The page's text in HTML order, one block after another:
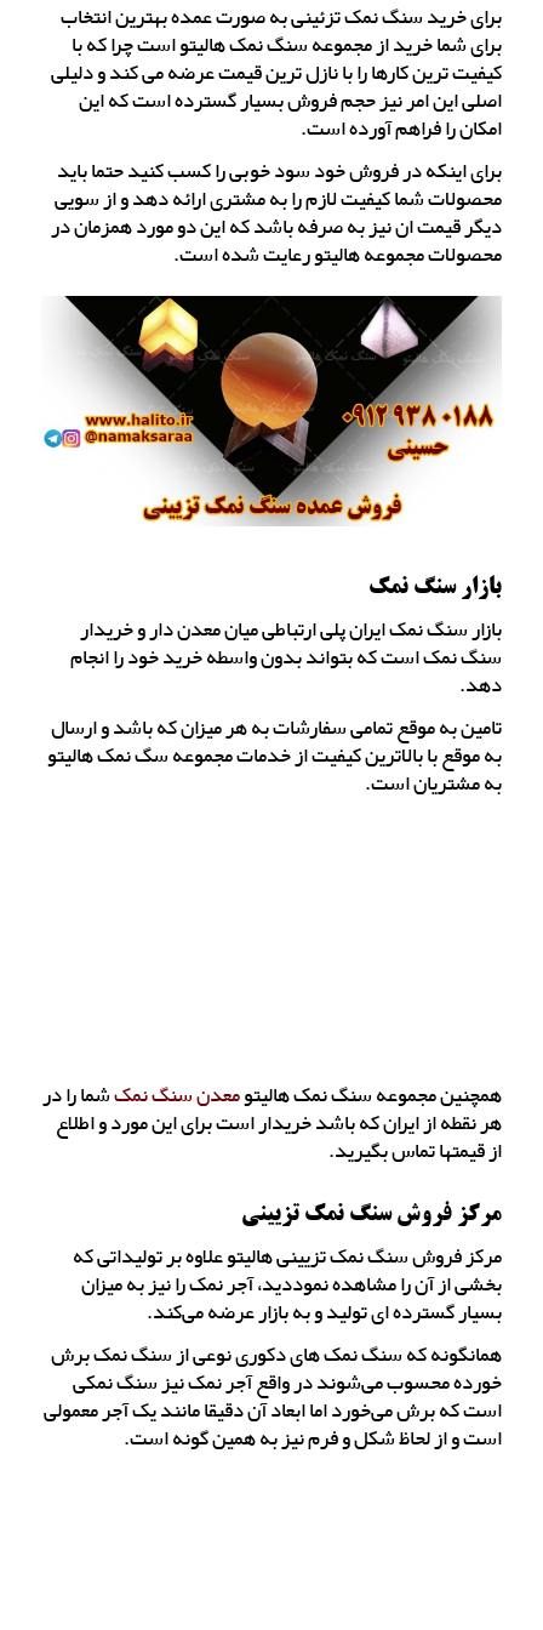
برای خرید سنگ نمک تزئینی به صورت عمده بهترین انتخاب
برای شما خرید از مجموعه سنگ نمک هالیتو است چرا که با
کیفیت ترین کارها را با نازل ترین قیمت عرضه می کند و دلیلی
اصلی این امر نیز حجم فروش بسیار گسترده است که این
امکان را فراهم آورده است.
برای اینکه در فروش خود سود خوبی را کسب کنید حتما باید
محصولات شما کیفیت لازم را به مشتری ارائه دهد و از سویی
دیگر قیمت ان نیز به صرفه باشد که این دو مورد همزمان در
محصولات مجموعه هالیتو رعایت شده است.
بازار سنگ نمک
بازار سنگ نمک ایران پلی ارتباطی میان معدن دار و خریدار
سنگ نمک است که بتواند بدون واسطه خرید خود را انجام
دهد.
تامین به موقع تمامی سفارشات به هر میزان که باشد و ارسال
به موقع با بالاترین کیفیت از خدمات مجموعه سگ نمک هالیتو
به مشتریان است.
همچنین مجموعه سنگ نمک هالیتومعدن سنگ نمکشما را در
هر نقطه از ایران که باشد خریدار است برای این مورد و اطلاع
از قیمتها تماس بگیرید.
مرکز فروش سنگ نمک تزیینی
مرکز فروش سنگ نمک تزیینی هالیتو علاوه بر تولیداتی که
بخشی از آن را مشاهده نموددید، آجر نمک را نیز به میزان
بسیار گسترده ای تولید و به بازار عرضه می‌کند.
همانگونه که سنگ نمک های دکوری نوعی از سنگ نمک برش
خورده محسوب می‌شوند در واقع آجر نمک نیز سنگ نمکی
است که برش می‌خورد اما ابعاد آن دقیقا مانند یک آجر معمولی
است و از لحاظ شکل و فرم نیز به همین گونه است.